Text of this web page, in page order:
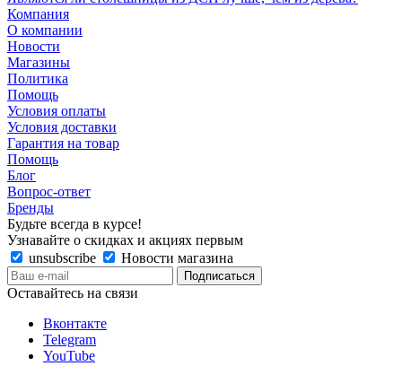
Компания
О компании
Новости
Магазины
Политика
Помощь
Условия оплаты
Условия доставки
Гарантия на товар
Помощь
Блог
Вопрос-ответ
Бренды
Будьте всегда в курсе!
Узнавайте о скидках и акциях первым
unsubscribe
Новости магазина
Оставайтесь на связи
Вконтакте
Telegram
YouTube